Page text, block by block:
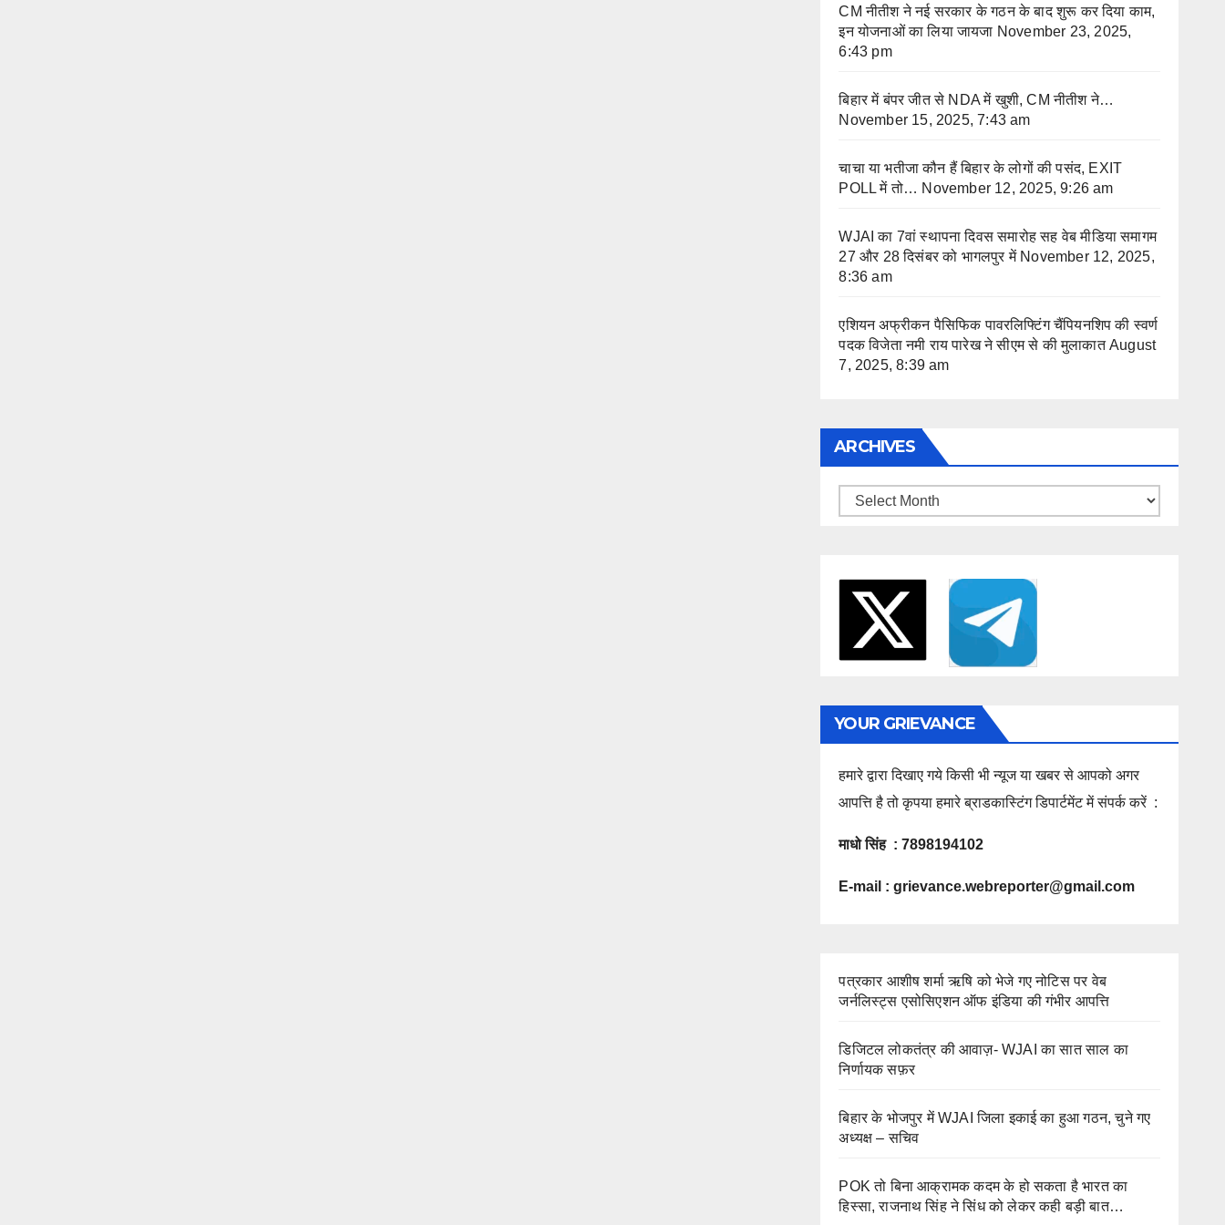
CM नीतीश ने नई सरकार के गठन के बाद शुरू कर दिया काम,
इन योजनाओं का लिया जायजा November 23, 2025,
6:43 pm
बिहार में बंपर जीत से NDA में खुशी, CM नीतीश ने…
November 15, 2025, 7:43 am
चाचा या भतीजा कौन हैं बिहार के लोगों की पसंद, EXIT
POLL में तो… November 12, 2025, 9:26 am
WJAI का 7वां स्थापना दिवस समारोह सह वेब मीडिया समागम
27 और 28 दिसंबर को भागलपुर में November 12, 2025,
8:36 am
एशियन अफ्रीकन पैसिफिक पावरलिफ्टिंग चैंपियनशिप की स्वर्ण
पदक विजेता नमी राय पारेख ने सीएम से की मुलाकात August
7, 2025, 8:39 am
ARCHIVES
Archives
YOUR GRIEVANCE
हमारे द्वारा दिखाए गये किसी भी न्यूज या खबर से आपको अगर
आपत्ति है तो कृपया हमारे ब्राडकास्टिंग डिपार्टमेंट में संपर्क करें :
माधो सिंह : 7898194102
E-mail :grievance.webreporter@gmail.com
पत्रकार आशीष शर्मा ऋषि को भेजे गए नोटिस पर वेब
जर्नलिस्ट्स एसोसिएशन ऑफ इंडिया की गंभीर आपत्ति
डिजिटल लोकतंत्र की आवाज़- WJAI का सात साल का
निर्णायक सफ़र
बिहार के भोजपुर में WJAI जिला इकाई का हुआ गठन, चुने गए
अध्यक्ष – सचिव
POK तो बिना आक्रामक कदम के हो सकता है भारत का
हिस्सा, राजनाथ सिंह ने सिंध को लेकर कही बड़ी बात…